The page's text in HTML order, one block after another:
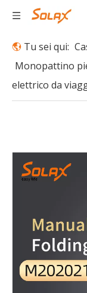
Tu sei qui:
Monopattino
elettrico da